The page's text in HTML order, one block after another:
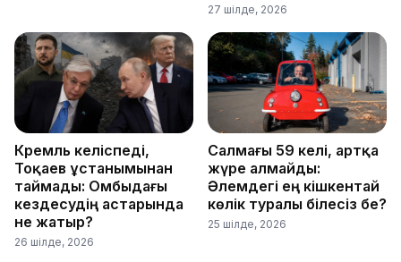
27 шілде, 2026
Кремль келіспеді,
Тоқаев ұстанымынан
таймады: Омбыдағы
кездесудің астарында
не жатыр?
26 шілде, 2026
Салмағы 59 келі, артқа
жүре алмайды:
Әлемдегі ең кішкентай
көлік туралы білесіз бе?
25 шілде, 2026